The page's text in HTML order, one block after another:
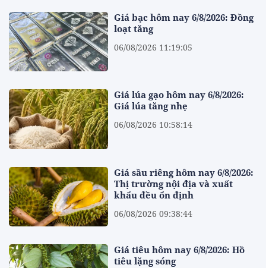
Giá bạc hôm nay 6/8/2026: Đồng
loạt tăng
06/08/2026 11:19:05
Giá lúa gạo hôm nay 6/8/2026:
Giá lúa tăng nhẹ
06/08/2026 10:58:14
Giá sầu riêng hôm nay 6/8/2026:
Thị trường nội địa và xuất
khẩu đều ổn định
06/08/2026 09:38:44
Giá tiêu hôm nay 6/8/2026: Hồ
tiêu lặng sóng